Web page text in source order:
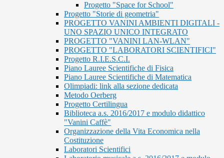
Progetto "Space for School"
Progetto "Storie di geometria"
PROGETTO VANINI AMBIENTI DIGITALI -
UNO SPAZIO UNICO INTEGRATO
PROGETTO "VANINI LAN-WLAN"
PROGETTO "LABORATORI SCIENTIFICI"
Progetto R.I.E.S.C.I.
Piano Lauree Scientifiche di Fisica
Piano Lauree Scientifiche di Matematica
Olimpiadi: link alla sezione dedicata
Metodo Oerberg
Progetto Certilingua
Biblioteca a.s. 2016/2017 e modulo didattico
"Vanini Caffè"
Organizzazione della Vita Economica nella
Costituzione
Laboratori Scientifici